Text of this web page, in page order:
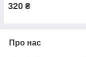
320 ₴
Про нас